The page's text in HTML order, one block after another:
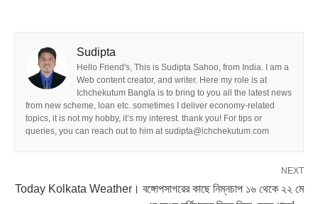
Sudipta
Hello Friend's, This is Sudipta Sahoo, from India. I am a
Web content creator, and writer. Here my role is at
Ichchekutum Bangla is to bring to you all the latest news
from new scheme, loan etc. sometimes I deliver economy-related
topics, it is not my hobby, it’s my interest. thank you! For tips or
queries, you can reach out to him at sudipta@ichchekutum.com
NEXT
Today Kolkata Weather। বঙ্গোপসাগরের কাছে নিম্নচাপ ১৬ থেকে ২২ মে